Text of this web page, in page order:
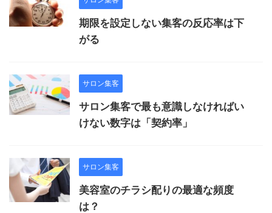
期限を設定しない集客の反応率は下
がる
サロン集客
サロン集客で最も意識しなければい
けない数字は「契約率」
サロン集客
美容室のチラシ配りの最適な頻度
は？